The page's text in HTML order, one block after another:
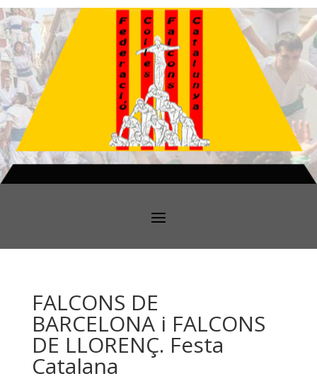
FALCONS DE
BARCELONA i FALCONS
DE LLORENÇ. Festa
Catalana